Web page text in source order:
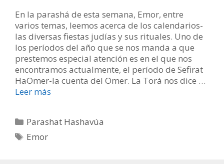
En la parashá de esta semana, Emor, entre
varios temas, leemos acerca de los calendarios-
las diversas fiestas judías y sus rituales. Uno de
los períodos del año que se nos manda a que
prestemos especial atención es en el que nos
encontramos actualmente, el período de Sefirat
HaOmer-la cuenta del Omer. La Torá nos dice …
Leer más
Categorías
Parashat Hashavúa
Etiquetas
Emor